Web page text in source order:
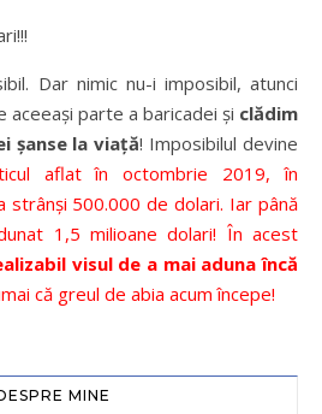
Dar nimic nu-i imposibil, atunci
aceeași parte a baricadei și clădim
șanse la viață! Imposibilul devine
aflat în octombrie 2019, în
strânși 500.000 de dolari. Iar până
1,5 milioane dolari! În acest
visul de a mai aduna încă
că greul de abia acum începe!
MINE